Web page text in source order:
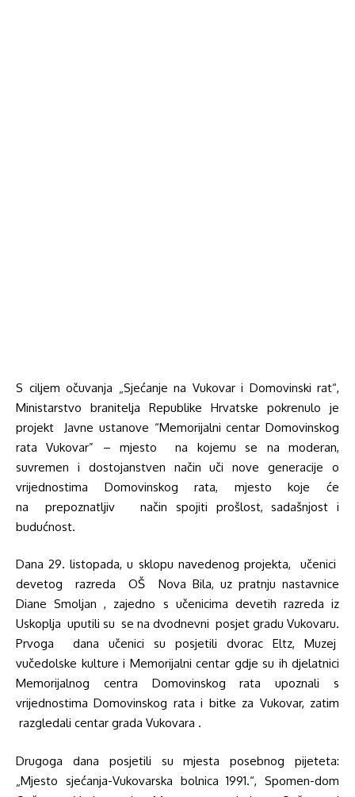
S ciljem očuvanja „Sjećanje na Vukovar i Domovinski rat“,
Ministarstvo branitelja Republike Hrvatske pokrenulo je
projekt Javne ustanove “Memorijalni centar Domovinskog
rata Vukovar” – mjesto na kojemu se na moderan,
suvremen i dostojanstven način uči nove generacije o
vrijednostima Domovinskog rata, mjesto koje će
na prepoznatljiv način spojiti prošlost, sadašnjost i
budućnost.
Dana 29. listopada, u sklopu navedenog projekta, učenici
devetog razreda OŠ Nova Bila, uz pratnju nastavnice
Diane Smoljan , zajedno s učenicima devetih razreda iz
Uskoplja uputili su se na dvodnevni posjet gradu Vukovaru.
Prvoga dana učenici su posjetili dvorac Eltz, Muzej
vučedolske kulture i Memorijalni centar gdje su ih djelatnici
Memorijalnog centra Domovinskog rata upoznali s
vrijednostima Domovinskog rata i bitke za Vukovar, zatim
razgledali centar grada Vukovara .
Drugoga dana posjetili su mjesta posebnog pijeteta:
„Mjesto sjećanja-Vukovarska bolnica 1991.“, Spomen-dom